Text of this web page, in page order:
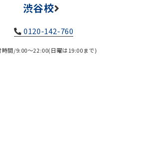
渋谷校
0120-142-760
時間/9:00～22:00(日曜は19:00まで)